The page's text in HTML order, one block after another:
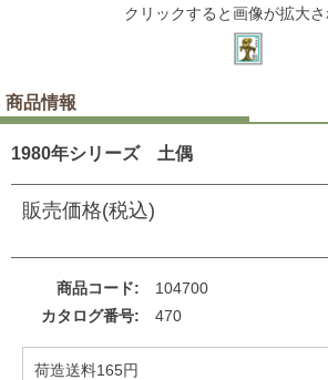
クリックすると画像が拡大
商品情報
1980年シリーズ 土偶
販売価格(税込)
商品コード
104700
カタログ番号
470
荷造送料165円